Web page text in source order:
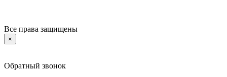
Все права защищены
×
Обратный звонок